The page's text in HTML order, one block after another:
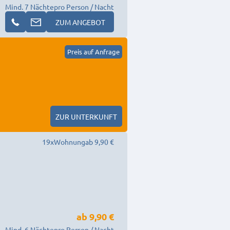
Mind. 7 Nächtepro Person / Nacht
ZUM ANGEBOT
Preis auf Anfrage
ZUR UNTERKUNFT
19xWohnungab 9,90 €
ab 9,90 €